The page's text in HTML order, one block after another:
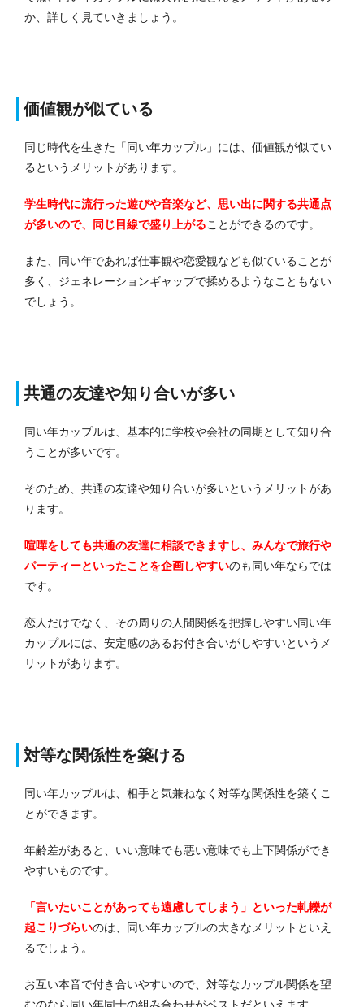
か、詳しく見ていきましょう。
価値観が似ている
同じ時代を生きた「同い年カップル」には、価値観が似てい
るというメリットがあります。
学生時代に流行った遊びや音楽など、思い出に関する共通点
が多いので、同じ目線で盛り上がることができるのです。
また、同い年であれば仕事観や恋愛観なども似ていることが
多く、ジェネレーションギャップで揉めるようなこともない
でしょう。
共通の友達や知り合いが多い
同い年カップルは、基本的に学校や会社の同期として知り合
うことが多いです。
そのため、共通の友達や知り合いが多いというメリットがあ
ります。
喧嘩をしても共通の友達に相談できますし、みんなで旅行や
パーティーといったことを企画しやすいのも同い年ならでは
です。
恋人だけでなく、その周りの人間関係を把握しやすい同い年
カップルには、安定感のあるお付き合いがしやすいというメ
リットがあります。
対等な関係性を築ける
同い年カップルは、相手と気兼ねなく対等な関係性を築くこ
とができます。
年齢差があると、いい意味でも悪い意味でも上下関係ができ
やすいものです。
「言いたいことがあっても遠慮してしまう」といった軋轢が
起こりづらいのは、同い年カップルの大きなメリットといえ
るでし ょう。
お互い本音で付き合いやすいので、対等なカップル関係を望